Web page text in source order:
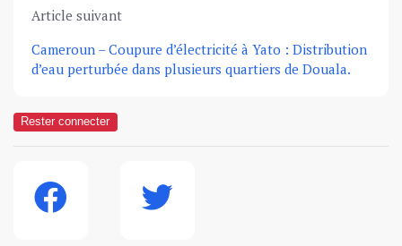
Article suivant
Cameroun – Coupure d’électricité à Yato : Distribution
d’eau perturbée dans plusieurs quartiers de Douala.
Rester connecter